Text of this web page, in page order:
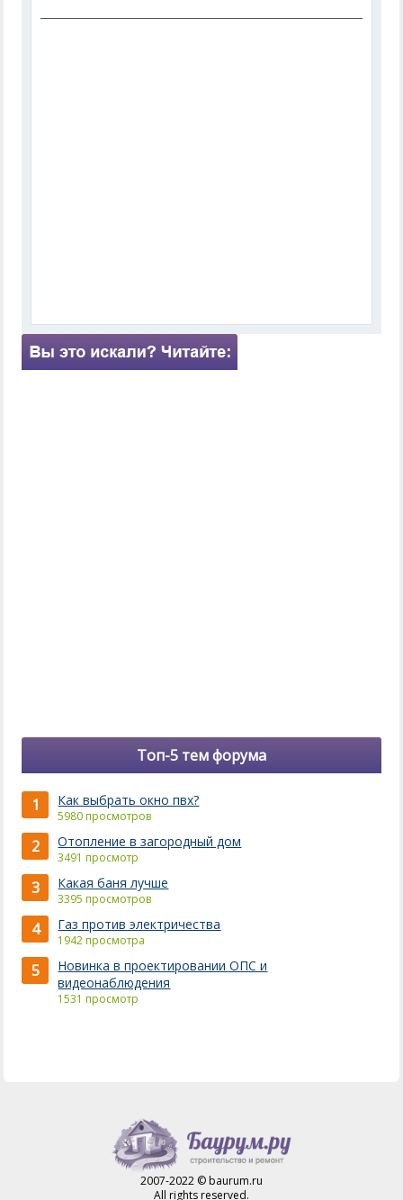
Топ-5 тем форума
1 Как выбрать окно пвх?
5980 просмотров
2 Отопление в загородный дом
3491 просмотр
3 Какая баня лучше
3395 просмотров
4 Газ против электричества
1942 просмотра
5
Новинка в проектировании ОПС и
видеонаблюдения
1531 просмотр
2007-2022 © baurum.ru
All rights reserved.